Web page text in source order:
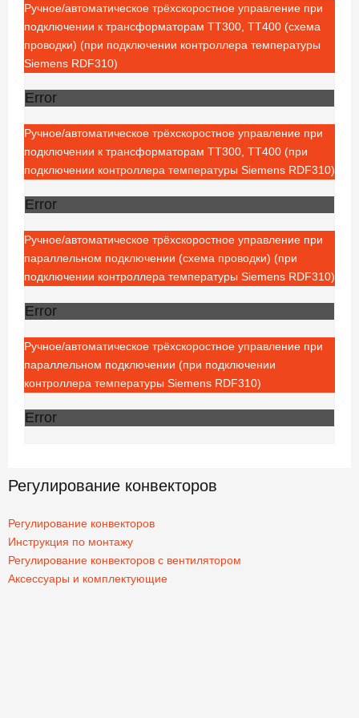
Ручное/автоматическое трёхскоростное управление при
подключении к трансформаторам ТТ300, ТТ400 (схема
проводки) (при подключении контроллера температуры
Siemens RDF310)
Error
Ручное/автоматическое трёхскоростное управление при
подключении к трансформаторам ТТ300, ТТ400 (при
подключении контроллера температуры Siemens RDF310)
Error
Ручное/автоматическое трёхскоростное управление при
параллельном подключении (схема проводки) (при
подключении контроллера температуры Siemens RDF310)
Error
Ручное/автоматическое трёхскоростное управление при
параллельном подключении (при подключении
контроллера температуры Siemens RDF310)
Error
Регулирование конвекторов
Регулирование конвекторов
Инструкция по монтажу
Регулирование конвекторов с вентилятором
Аксессуары и комплектующие